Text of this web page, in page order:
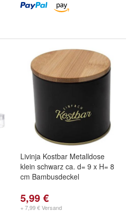
Livinja Kostbar Metalldose
klein schwarz ca. d= 9 x H= 8
cm Bambusdeckel
5,99 €
+ 7,99 € Versand